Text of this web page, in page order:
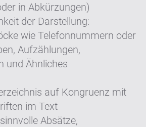
in Abkürzungen)
der Darstellung:
wie Telefonnummern oder
Aufzählungen,
und Ähnliches
auf Kongruenz mit
im Text
Absätze,